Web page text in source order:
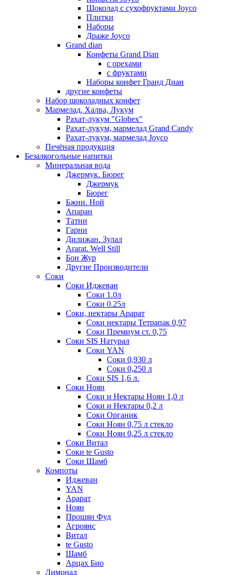
Шоколад с сухофруктами Joyco
Плитки
Наборы
Драже Joyco
Grand dian
Конфеты Grand Dian
с орехами
с фруктами
Наборы конфет Гранд Диан
другие конфеты
Набор шоколадных конфет
Мармелад, Халва, Лукум
Рахат-лукум "Globex"
Рахат-лукум, мармелад Grand Candy
Рахат-лукум, мармелад Joyco
Печёная продукция
Безалкогольные напитки
Минеральная вода
Джермук. Бюрег
Джермук
Бюрег
Бжни. Ной
Апаран
Татни
Гарни
Дилижан. Зулал
Ararat. Well Still
Бон Жур
Другие Производители
Соки
Соки Иджеван
Соки 1.0л
Соки 0.25л
Соки, нектары Арарат
Соки нектары Тетрапак 0,97
Соки Премиум ст. 0,75
Соки SIS Натурал
Соки YAN
Соки 0,930 л
Соки 0,250 л
Соки SIS 1,6 л.
Соки Ноян
Соки и Нектары Ноян 1,0 л
Соки и Нектары 0,2 л
Соки Органик
Соки Ноян 0,75 л стекло
Соки Ноян 0,25 л стекло
Соки Витал
Соки te Gusto
Соки Шамб
Компоты
Иджеван
YAN
Арарат
Ноян
Прошян Фуд
Агроянс
Витал
te Gusto
Шамб
Арцах Био
Лимонад